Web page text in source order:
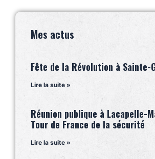
Mes actus
Fête de la Révolution à Sainte-
Lire la suite »
Réunion publique à Lacapelle-
Tour de France de la sécurité
Lire la suite »